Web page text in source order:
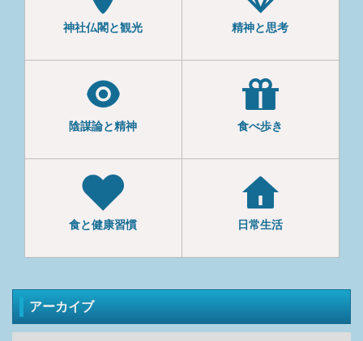
神社仏閣と観光 精神と思考
陰謀論と精神 食べ歩き
食と健康習慣 日常生活
アーカイブ